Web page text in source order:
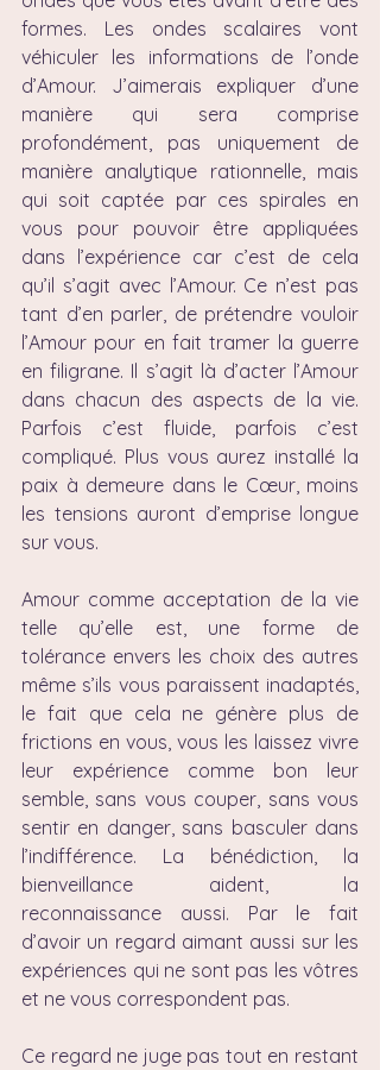
formes. Les ondes scalaires vont
véhiculer les informations de l’onde
d’Amour. J’aimerais expliquer d’une
manière qui sera comprise
profondément, pas uniquement de
manière analytique rationnelle, mais
qui soit captée par ces spirales en
vous pour pouvoir être appliquées
dans l’expérience car c’est de cela
qu’il s’agit avec l’Amour. Ce n’est pas
tant d’en parler, de prétendre vouloir
l’Amour pour en fait tramer la guerre
en filigrane. Il s’agit là d’acter l’Amour
dans chacun des aspects de la vie.
Parfois c’est fluide, parfois c’est
compliqué. Plus vous aurez installé la
paix à demeure dans le Cœur, moins
les tensions auront d’emprise longue
sur vous.
Amour comme acceptation de la vie
telle qu’elle est, une forme de
tolérance envers les choix des autres
même s’ils vous paraissent inadaptés,
le fait que cela ne génère plus de
frictions en vous, vous les laissez vivre
leur expérience comme bon leur
semble, sans vous couper, sans vous
sentir en danger, sans basculer dans
l’indifférence. La bénédiction, la
bienveillance aident, la
reconnaissance aussi. Par le fait
d’avoir un regard aimant aussi sur les
expériences qui ne sont pas les vôtres
et ne vous correspondent pas.
Ce regard ne juge pas tout en restant